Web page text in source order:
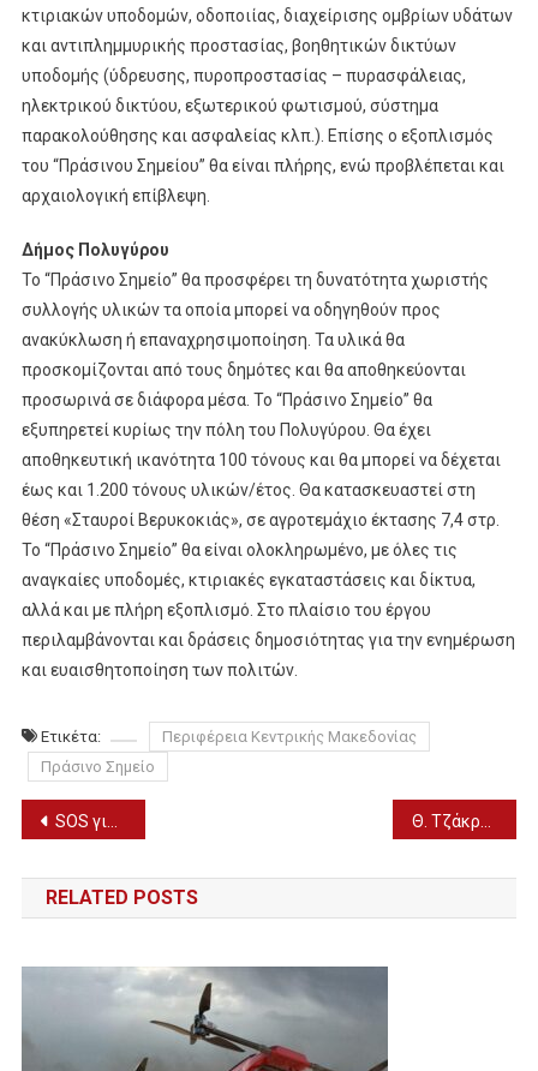
κτιριακών υποδομών, οδοποιίας, διαχείρισης ομβρίων υδάτων
και αντιπλημμυρικής προστασίας, βοηθητικών δικτύων
υποδομής (ύδρευσης, πυροπροστασίας – πυρασφάλειας,
ηλεκτρικού δικτύου, εξωτερικού φωτισμού, σύστημα
παρακολούθησης και ασφαλείας κλπ.). Επίσης ο εξοπλισμός
του “Πράσινου Σημείου” θα είναι πλήρης, ενώ προβλέπεται και
αρχαιολογική επίβλεψη.
Δήμος Πολυγύρου
Το “Πράσινο Σημείο” θα προσφέρει τη δυνατότητα χωριστής
συλλογής υλικών τα οποία μπορεί να οδηγηθούν προς
ανακύκλωση ή επαναχρησιμοποίηση. Τα υλικά θα
προσκομίζονται από τους δημότες και θα αποθηκεύονται
προσωρινά σε διάφορα μέσα. Το “Πράσινο Σημείο” θα
εξυπηρετεί κυρίως την πόλη του Πολυγύρου. Θα έχει
αποθηκευτική ικανότητα 100 τόνους και θα μπορεί να δέχεται
έως και 1.200 τόνους υλικών/έτος. Θα κατασκευαστεί στη
θέση «Σταυροί Βερυκοκιάς», σε αγροτεμάχιο έκτασης 7,4 στρ.
Το “Πράσινο Σημείο” θα είναι ολοκληρωμένο, με όλες τις
αναγκαίες υποδομές, κτιριακές εγκαταστάσεις και δίκτυα,
αλλά και με πλήρη εξοπλισμό. Στο πλαίσιο του έργου
περιλαμβάνονται και δράσεις δημοσιότητας για την ενημέρωση
και ευαισθητοποίηση των πολιτών.
Ετικέτα:
Περιφέρεια Κεντρικής Μακεδονίας
Πράσινο Σημείο
Πλοήγηση
άρθρων
SOS για την Αγιά Σοφιά απ’ την Ευρωβουλευτή Ελίζα Βόζεμπεργκ
RELATED POSTS